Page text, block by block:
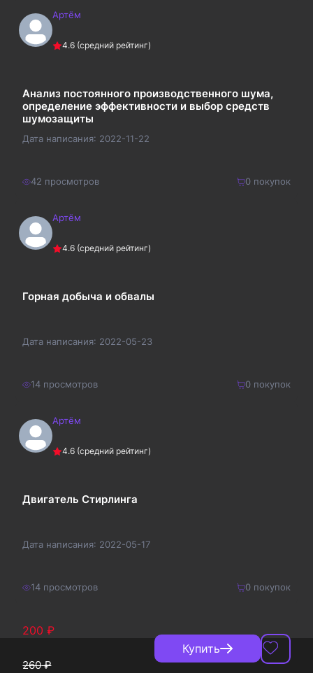
210₽Артём
4.6 (средний рейтинг)
Анализ постоянного производственного шума,
определение эффективности и выбор средств
шумозащиты
Дата написания: 2022-11-22
42 просмотров 0покупок
400 ₽Артём
4.6 (средний рейтинг)
Горная добыча и обвалы
Дата написания: 2022-05-23
14 просмотров 0покупок
170₽Артём
4.6 (средний рейтинг)
Двигатель Стирлинга
Дата написания: 2022-05-17
14 просмотров 0покупок
200 ₽
260₽
Купить